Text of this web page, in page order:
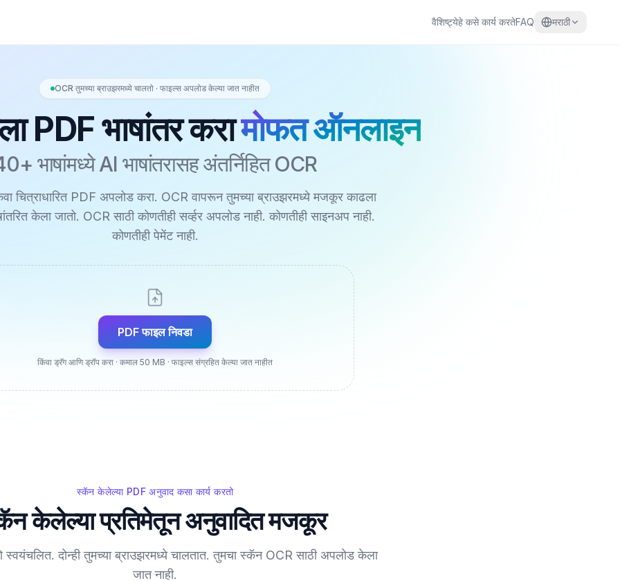
वैशिष्ट्येहे कसे कार्य करतेFAQ मराठी
OCR तुमच्या ब्राउझरमध्ये चालतो · फाइल्स अपलोड केल्या जात नाहीत
PDF भाषांतर करामोफत ऑनलाइन
भाषांमध्ये AI भाषांतरासह अंतर्निहित OCR
चित्राधारित PDF अपलोड करा. OCR वापरून तुमच्या ब्राउझरमध्ये मजकूर काढला
केला जातो. OCR साठी कोणतीही सर्व्हर अपलोड नाही. कोणतीही साइनअप नाही.
कोणतीही पेमेंट नाही.
PDF फाइल निवडा
किंवा ड्रॅग आणि ड्रॉप करा · कमाल 50 MB · फाइल्स संग्रहित केल्या जात नाहीत
स्कॅन केलेल्या PDF अनुवाद कसा कार्य करतो
केलेल्या प्रतिमेतून अनुवादित मजकूर
स्वयंचलित. दोन्ही तुमच्या ब्राउझरमध्ये चालतात. तुमचा स्कॅन OCR साठी अपलोड केला
जात नाही.